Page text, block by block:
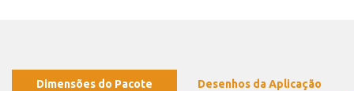
Dimensões do Pacote Desenhos da Aplicação